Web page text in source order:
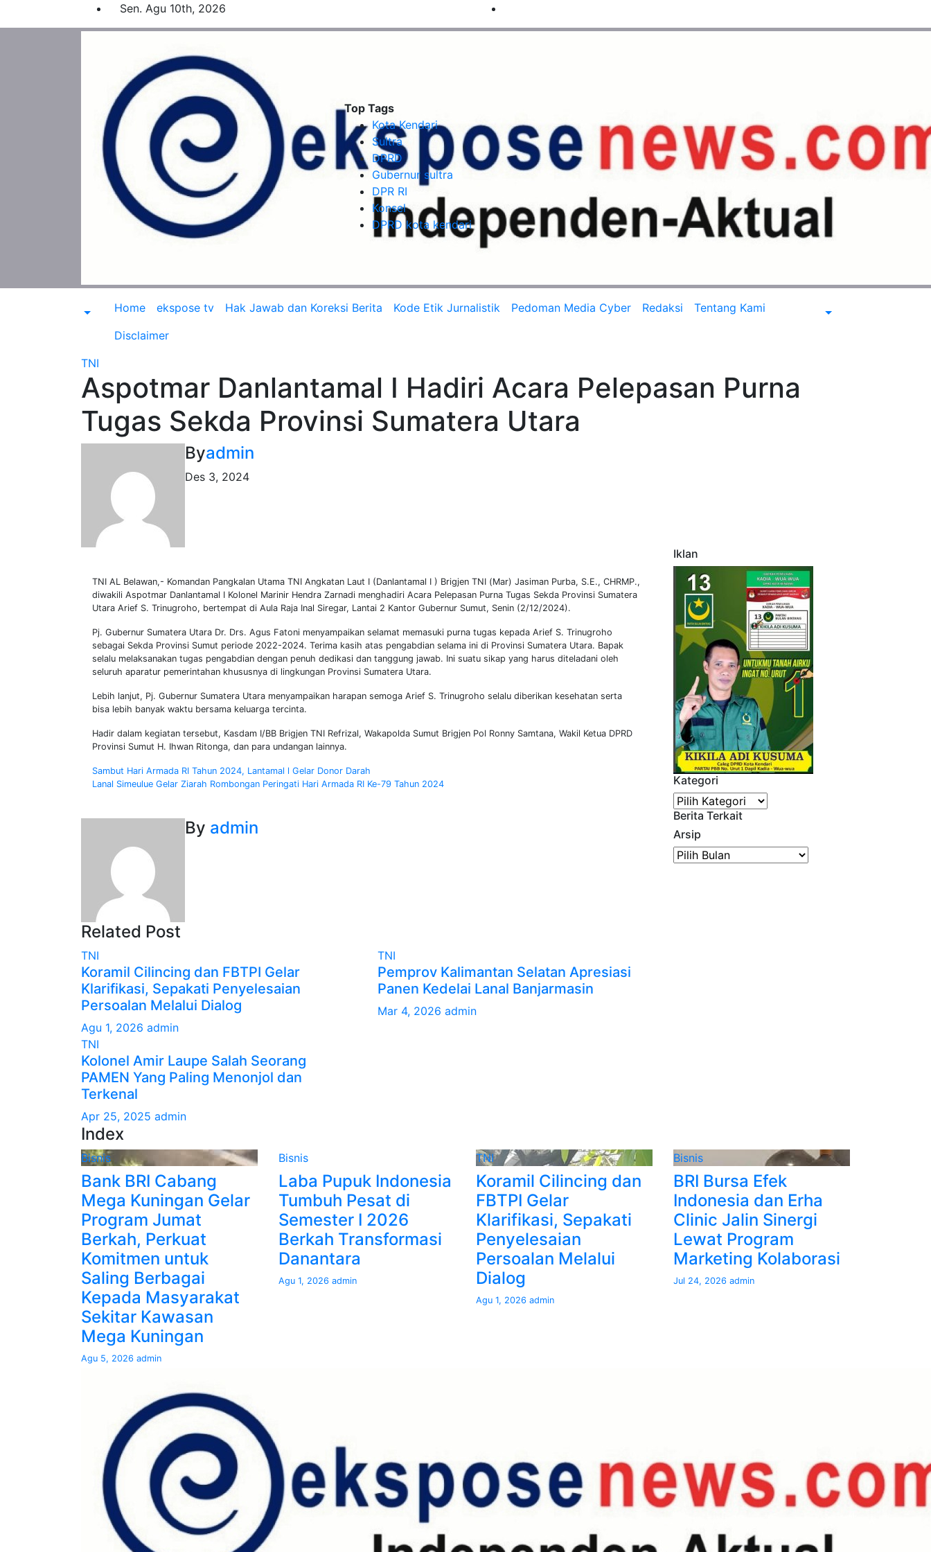
to
Sen. Agu 10th, 2026
Top Tags
Kota Kendari
Sultra
DPRD
Gubernur sultra
DPR RI
Konsel
DPRD kota kendari
Home ekspose tv Hak Jawab dan Koreksi Berita Kode Etik Jurnalistik Pedoman Media Cyber Redaksi
Tentang Kami
Disclaimer
TNI
Aspotmar Danlantamal I Hadiri Acara Pelepasan Purna
Tugas Sekda Provinsi Sumatera Utara
Byadmin
Des 3, 2024
TNI AL Belawan,- Komandan Pangkalan Utama TNI Angkatan Laut I (Danlantamal I ) Brigjen TNI (Mar) Jasiman Purba, S.E., CHRMP.,
diwakili Aspotmar Danlantamal I Kolonel Marinir Hendra Zarnadi menghadiri Acara Pelepasan Purna Tugas Sekda Provinsi Sumatera
Utara Arief S. Trinugroho, bertempat di Aula Raja Inal Siregar, Lantai 2 Kantor Gubernur Sumut, Senin (2/12/2024).
Pj. Gubernur Sumatera Utara Dr. Drs. Agus Fatoni menyampaikan selamat memasuki purna tugas kepada Arief S. Trinugroho
sebagai Sekda Provinsi Sumut periode 2022-2024. Terima kasih atas pengabdian selama ini di Provinsi Sumatera Utara. Bapak
selalu melaksanakan tugas pengabdian dengan penuh dedikasi dan tanggung jawab. Ini suatu sikap yang harus diteladani oleh
seluruh aparatur pemerintahan khususnya di lingkungan Provinsi Sumatera Utara.
Lebih lanjut, Pj. Gubernur Sumatera Utara menyampaikan harapan semoga Arief S. Trinugroho selalu diberikan kesehatan serta
bisa lebih banyak waktu bersama keluarga tercinta.
Hadir dalam kegiatan tersebut, Kasdam I/BB Brigjen TNI Refrizal, Wakapolda Sumut Brigjen Pol Ronny Samtana, Wakil Ketua DPRD
Provinsi Sumut H. Ihwan Ritonga, dan para undangan lainnya.
Navigasi
Sambut Hari Armada RI Tahun 2024, Lantamal l Gelar Donor Darah
Lanal Simeulue Gelar Ziarah Rombongan Peringati Hari Armada RI Ke-79 Tahun 2024
By admin
Related Post
TNI
Koramil Cilincing dan FBTPI Gelar
Klarifikasi, Sepakati Penyelesaian
Persoalan Melalui Dialog
Agu 1, 2026 admin
TNI
Pemprov Kalimantan Selatan Apresiasi
Panen Kedelai Lanal Banjarmasin
Mar 4, 2026 admin
TNI
Kolonel Amir Laupe Salah Seorang
PAMEN Yang Paling Menonjol dan
Terkenal
Apr 25, 2025 admin
Iklan
Kategori
Kategori
Berita Terkait
Arsip
Arsip
Index
Bisnis
Bank BRI Cabang
Mega Kuningan Gelar
Program Jumat
Berkah, Perkuat
Komitmen untuk
Saling Berbagai
Kepada Masyarakat
Sekitar Kawasan
Mega Kuningan
Agu 5, 2026 admin
Bisnis
Laba Pupuk Indonesia
Tumbuh Pesat di
Semester I 2026
Berkah Transformasi
Danantara
Agu 1, 2026 admin
TNI
Koramil Cilincing dan
FBTPI Gelar
Klarifikasi, Sepakati
Penyelesaian
Persoalan Melalui
Dialog
Agu 1, 2026 admin
Bisnis
BRI Bursa Efek
Indonesia dan Erha
Clinic Jalin Sinergi
Lewat Program
Marketing Kolaborasi
Jul 24, 2026 admin